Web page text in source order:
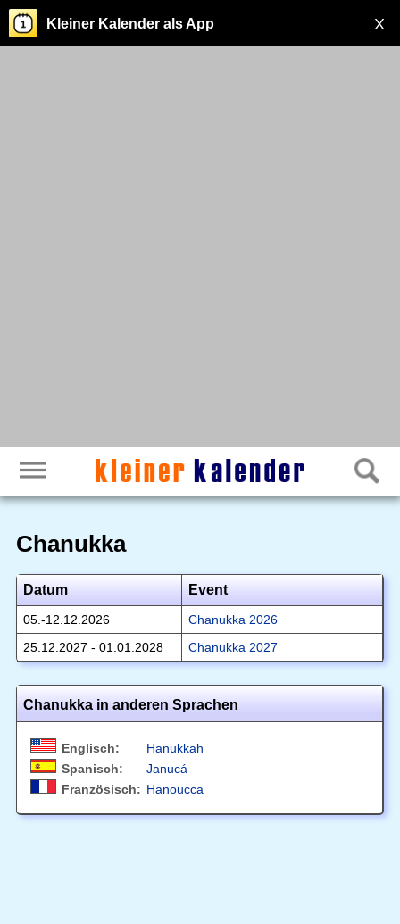
X
Kleiner Kalender als App
Chanukka
Datum Event
05.-12.12.2026
Chanukka 2026
25.12.2027 - 01.01.2028
Chanukka 2027
Chanukka in anderen Sprachen
Englisch:
Hanukkah
Spanisch:
Janucá
Französisch: Hanoucca